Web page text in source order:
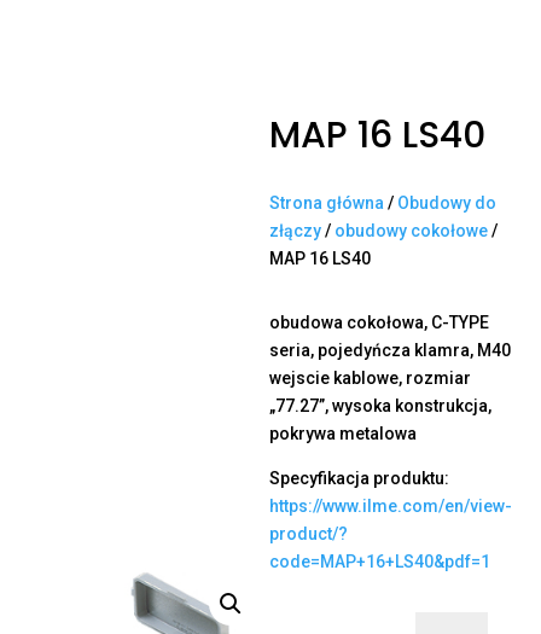
MAP 16 LS40
Strona główna / Obudowy do
złączy/ obudowy cokołowe/
MAP 16 LS40
obudowa cokołowa, C-TYPE
seria, pojedyńcza klamra, M40
wejscie kablowe, rozmiar
„77.27”, wysoka konstrukcja,
pokrywa metalowa
Specyfikacja produktu:
https://www.ilme.com/en/view-
product/?
code=MAP+16+LS40&pdf=1